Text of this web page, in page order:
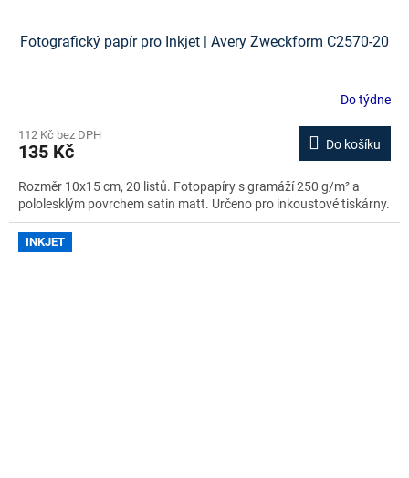
Fotografický papír pro Inkjet | Avery Zweckform C2570-20
Do týdne
112 Kč bez DPH
135 Kč Do košíku
Rozměr 10x15 cm, 20 listů. Fotopapíry s gramáží 250 g/m² a
pololesklým povrchem satin matt. Určeno pro inkoustové tiskárny.
INKJET